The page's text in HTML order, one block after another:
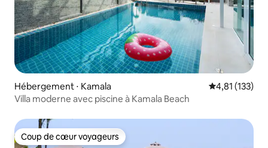
Hébergement ⋅ Kamala Évaluation
4,81 (133)
Villa moderne avec piscine à Kamala Beach
Coup de cœur voyageurs
Coup de cœur voyageurs